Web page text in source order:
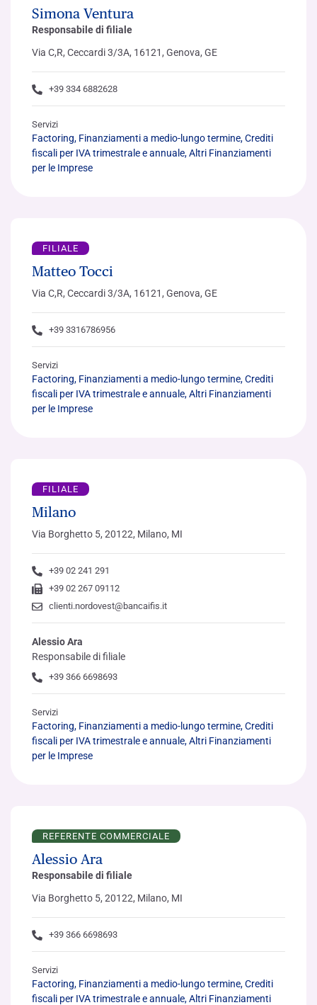
Simona Ventura
Responsabile di filiale
Via C,R, Ceccardi 3/3A, 16121, Genova, GE
+39 334 6882628
Servizi
Factoring, Finanziamenti a medio-lungo termine, Crediti
fiscali per IVA trimestrale e annuale, Altri Finanziamenti
per le Imprese
FILIALE
Matteo Tocci
Via C,R, Ceccardi 3/3A, 16121, Genova, GE
+39 3316786956
Servizi
Factoring, Finanziamenti a medio-lungo termine, Crediti
fiscali per IVA trimestrale e annuale, Altri Finanziamenti
per le Imprese
FILIALE
Milano
Via Borghetto 5, 20122, Milano, MI
+39 02 241 291
+39 02 267 09112
clienti.nordovest@bancaifis.it
Alessio Ara
Responsabile di filiale
+39 366 6698693
Servizi
Factoring, Finanziamenti a medio-lungo termine, Crediti
fiscali per IVA trimestrale e annuale, Altri Finanziamenti
per le Imprese
REFERENTE COMMERCIALE
Alessio Ara
Responsabile di filiale
Via Borghetto 5, 20122, Milano, MI
+39 366 6698693
Servizi
Factoring, Finanziamenti a medio-lungo termine, Crediti
fiscali per IVA trimestrale e annuale, Altri Finanziamenti